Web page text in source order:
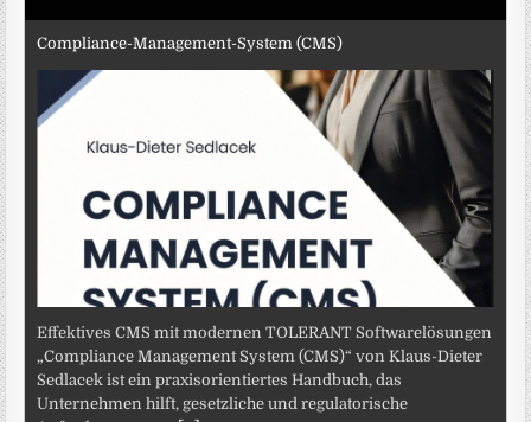
Compliance-Management-System (CMS)
Effektives CMS mit modernen TOLERANT Softwarelösungen
„Compliance Management System (CMS)“ von Klaus-Dieter
Sedlacek ist ein praxisorientiertes Handbuch, das
Unternehmen hilft, gesetzliche und regulatorische